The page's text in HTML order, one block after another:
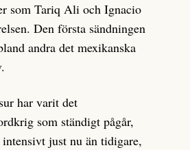
som Tariq Ali och Ignacio
Den första sändningen
andra det mexikanska
har varit det
som ständigt pågår,
just nu än tidigare,